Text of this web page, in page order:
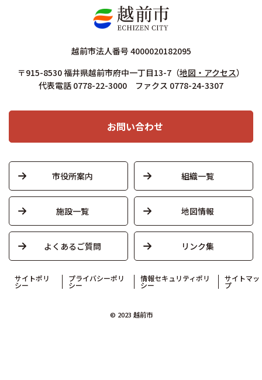
越前市法人番号 4000020182095
〒915-8530 福井県越前市府中一丁目13-7 （地図・アクセス）
代表電話 0778-22-3000 ファクス 0778-24-3307
お問い合わせ
市役所案内 組織一覧
施設一覧 地図情報
よくあるご質問 リンク集
サイトポリ
シー
プライバシーポリ
シー
情報セキュリティポリ
シー
サイトマッ
プ
© 2023 越前市